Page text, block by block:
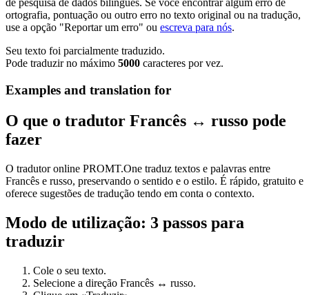
de pesquisa de dados bilíngues. Se você encontrar algum erro de
ortografia, pontuação ou outro erro no texto original ou na tradução,
use a opção "Reportar um erro" ou escreva para nós.
Seu texto foi parcialmente traduzido.
Pode traduzir no máximo 5000 caracteres por vez.
Examples and translation for
O que o tradutor Francês ↔ russo pode
fazer
O tradutor online PROMT.One traduz textos e palavras entre
Francês e russo, preservando o sentido e o estilo. É rápido, gratuito e
oferece sugestões de tradução tendo em conta o contexto.
Modo de utilização: 3 passos para
traduzir
Cole o seu texto.
Selecione a direção Francês ↔ russo.